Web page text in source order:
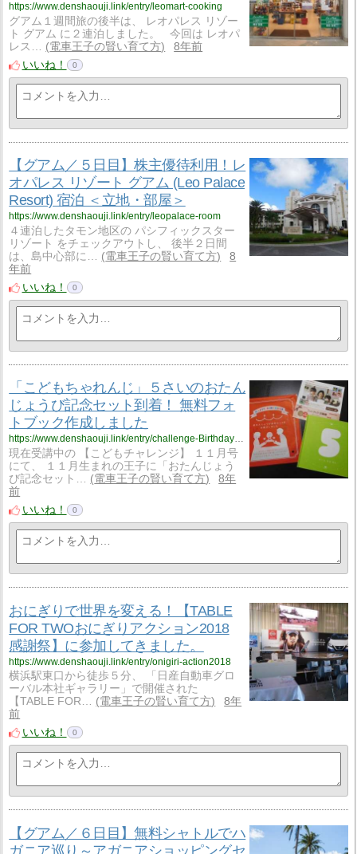
https://www.denshaouji.link/entry/leomart-cooking
グアム１週間旅の後半は、 レオパレス リゾー
ト グアム に２連泊しました。 今回は レオパ
レス…
電車王子の賢い育て方
8年前
いいね！
0
【グアム／５日目】株主優待利用！レ
オパレス リゾート グアム (Leo Palace
Resort) 宿泊 ＜立地・部屋＞
https://www.denshaouji.link/entry/leopalace-room
４連泊したタモン地区の パシフィックスター
リゾート をチェックアウトし、 後半２日間
は、島中心部に…
電車王子の賢い育て方
8
年前
いいね！
0
「こどもちゃれんじ」５さいのおたん
じょうび記念セット到着！ 無料フォ
トブック作成しました
https://www.denshaouji.link/entry/challenge-Birthday-5YRS
現在受講中の 【こどもチャレンジ】 １１月号
にて、 １１月生まれの王子に「おたんじょう
び記念セット…
電車王子の賢い育て方
8年
前
いいね！
0
おにぎりで世界を変える！【TABLE
FOR TWOおにぎりアクション2018
感謝祭】に参加してきました。
https://www.denshaouji.link/entry/onigiri-action2018
横浜駅東口から徒歩５分、 「日産自動車グロ
ーバル本社ギャラリー」で開催された
【TABLE FOR…
電車王子の賢い育て方
8年
前
いいね！
0
【グアム／６日目】無料シャトルでハ
ガニア巡り～アガニアショッピングセ